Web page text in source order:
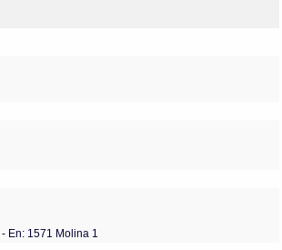
- En: 1571 Molina 1